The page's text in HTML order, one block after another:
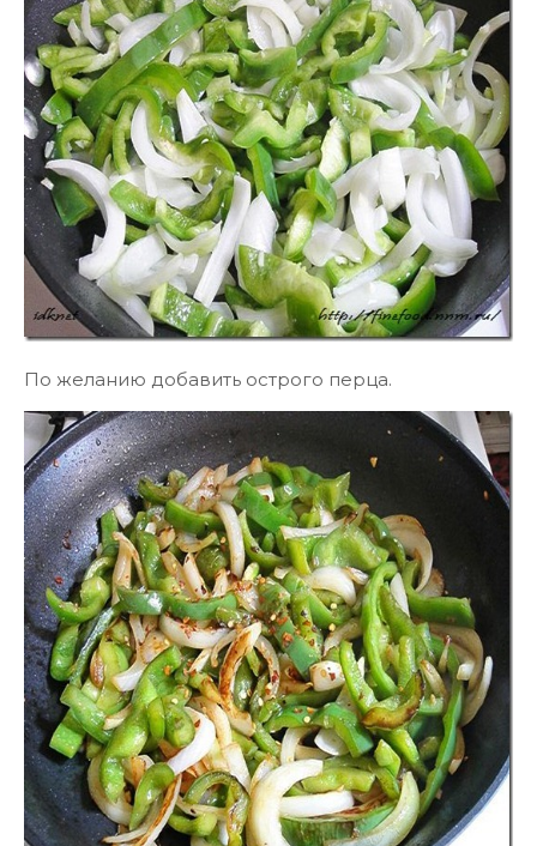
По желанию добавить острого перца.